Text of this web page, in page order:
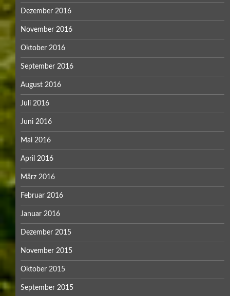
Dezember 2016
November 2016
Oktober 2016
September 2016
August 2016
Juli 2016
Juni 2016
Mai 2016
April 2016
März 2016
Februar 2016
Januar 2016
Dezember 2015
November 2015
Oktober 2015
September 2015